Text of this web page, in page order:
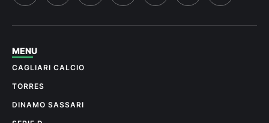
MENU
CAGLIARI CALCIO
TORRES
DINAMO SASSARI